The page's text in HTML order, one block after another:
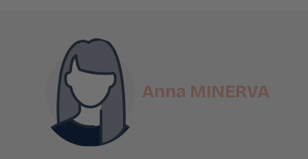
Anna MINERVA